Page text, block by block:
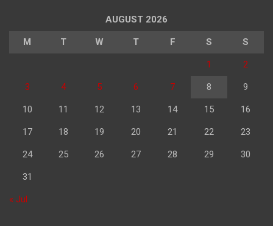
AUGUST 2026
M T W T F S S
1 2
3 4 5 6 7 8 9
10 11 12 13 14 15 16
17 18 19 20 21 22 23
24 25 26 27 28 29 30
31
« Jul